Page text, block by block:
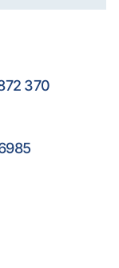
370